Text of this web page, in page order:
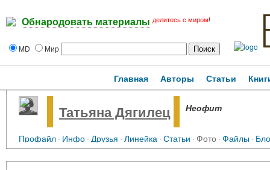
Обнародовать материалы делитесь с миром!
MD Мир
Главная Авторы Статьи
Татьяна Дягилец Неофит
Профайл· Инфо· Друзья ·Линейка ·Статьи ·Фото·Файлы·